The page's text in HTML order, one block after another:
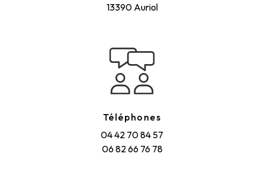
13390 Auriol
Téléphones
04 42 70 84 57
06 82 66 76 78